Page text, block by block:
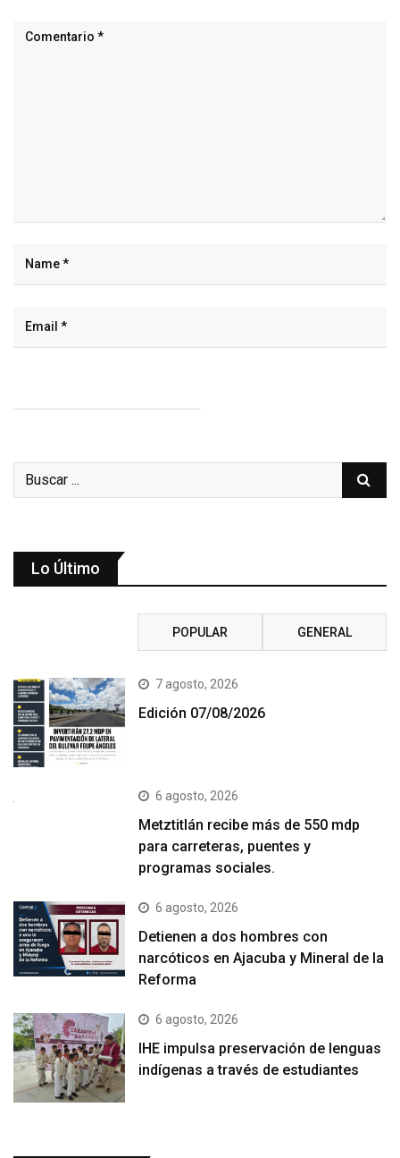
Lo Último
POPULAR GENERAL
7 agosto, 2026
Edición 07/08/2026
6 agosto, 2026
Metztitlán recibe más de 550 mdp
para carreteras, puentes y
programas sociales.
6 agosto, 2026
Detienen a dos hombres con
narcóticos en Ajacuba y Mineral de la
Reforma
6 agosto, 2026
IHE impulsa preservación de lenguas
indígenas a través de estudiantes